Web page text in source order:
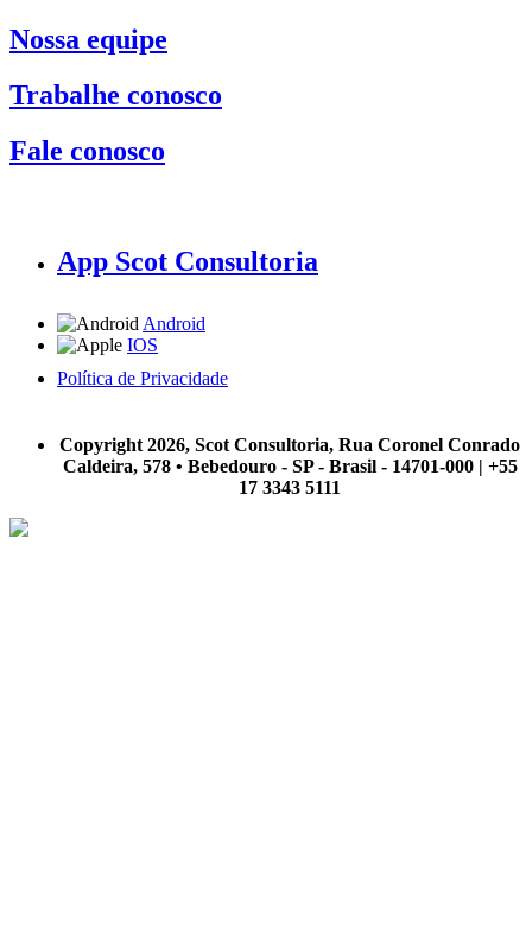
Nossa equipe
Trabalhe conosco
Fale conosco
App Scot Consultoria
Android
IOS
Política de Privacidade
Copyright 2026, Scot Consultoria, Rua Coronel Conrado
Caldeira, 578 • Bebedouro - SP - Brasil - 14701-000 | +55
17 3343 5111